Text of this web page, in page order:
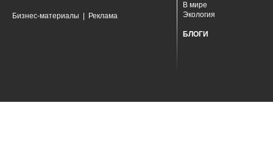
Бизнес-материалы Реклама
В мире
Экология
БЛОГИ